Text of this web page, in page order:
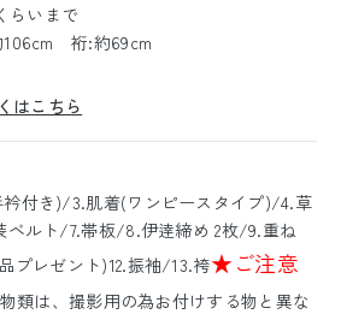
らいまで
裄:約69cm
はこちら
付き)/3.肌着(ワンピースタイプ)/4.草
ルト/7.帯板/8.伊逹締め 2枚/9.重ね
プレゼント)12.振袖/13.袴★ご注意
類は、撮影用の為お付けする物と異な